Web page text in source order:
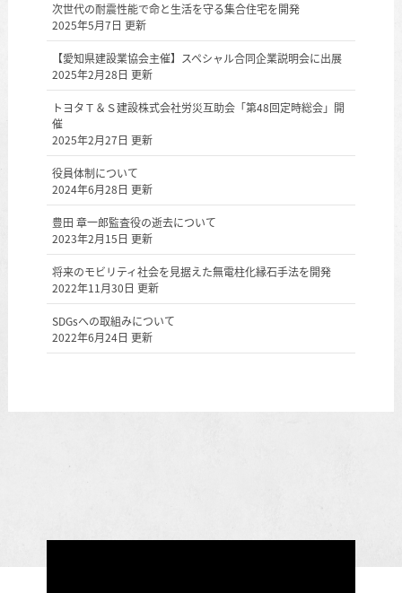
次世代の耐震性能で命と生活を守る集合住宅を開発
2025年5月7日 更新
【愛知県建設業協会主催】スペシャル合同企業説明会に出展
2025年2月28日 更新
トヨタＴ＆Ｓ建設株式会社労災互助会「第48回定時総会」開
催
2025年2月27日 更新
役員体制について
2024年6月28日 更新
豊田 章一郎監査役の逝去について
2023年2月15日 更新
将来のモビリティ社会を見据えた無電柱化縁石手法を開発
2022年11月30日 更新
SDGsへの取組みについて
2022年6月24日 更新